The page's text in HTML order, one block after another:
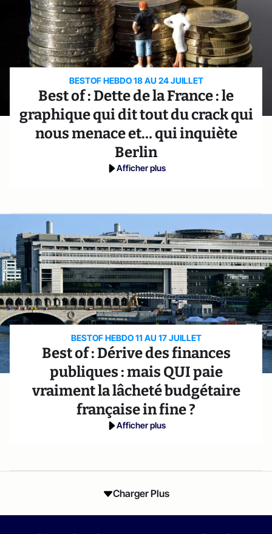
BESTOF HEBDO 18 AU 24 JUILLET
Best of : Dette de la France : le
graphique qui dit tout du crack qui
nous menace et… qui inquiète
Berlin
Afficher plus
BESTOF HEBDO 11 AU 17 JUILLET
Best of : Dérive des finances
publiques : mais QUI paie
vraiment la lâcheté budgétaire
française in fine ?
Afficher plus
Charger Plus